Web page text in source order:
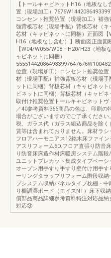
【トールキャビネットH16（地板な
置（現場加工）
コンセント推奨位置（現場加工）補
強背板芯材（現場手配）背板芯材（
芯材（キャビネットに同梱）正面図【
H16（地板なし含む）】断面図正面図
【W04/W055/W08・H20/H23（地板
ャビネットに同梱）
位置（現場加工）コンセント推奨位
材（現場手配）補強背板芯材（現場
ットに同梱）背板芯材（キャビネッ
ビネットに同梱）背板芯材（キャビネ
取付け推奨位置トールキャビネット
／40参考資料366商品の色は、印刷の
場合がございますのでご了承くださ
税、ガラス代（ガラス組込商品を除
賃等は含まれておりません。床材ラ
フロアハーモニアス12銘木床ファイ
アスリフォーム6D.フロア直張り防音
り防音床床造作材床暖房システム階
ユニットプレカット集成タイプベー
オープン用手すり手すり壁付け用手
ーリングタラップリフォーム階段収納
プシステム収納パネルタイプ枕棚・中
り棚調湿ボード（モイスNT）床下収
償部品商品詳細参考資料特注対応品
対応③